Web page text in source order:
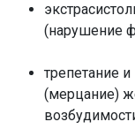
(нарушение
трепетание
(мерцание)